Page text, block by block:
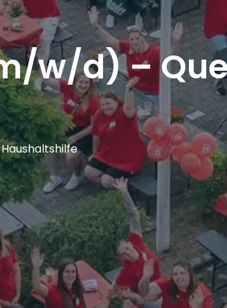
w/d) –
Haushaltshilfe